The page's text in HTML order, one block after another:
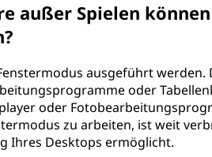
außer Spielen
ausgeführt werden.
oder
oder
zu arbeiten, ist weit
Ihres Desktops ermöglicht.